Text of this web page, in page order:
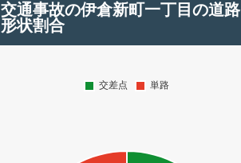
交通事故の伊倉新町一丁目の道路
形状割合